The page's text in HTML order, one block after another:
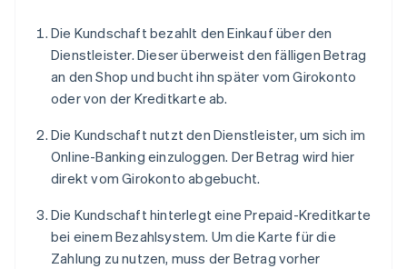
Die Kundschaft bezahlt den Einkauf über den
Dienstleister. Dieser überweist den fälligen Betrag
an den Shop und bucht ihn später vom Girokonto
oder von der Kreditkarte ab.
Die Kundschaft nutzt den Dienstleister, um sich im
Online-Banking einzuloggen. Der Betrag wird hier
direkt vom Girokonto abgebucht.
Die Kundschaft hinterlegt eine Prepaid-Kreditkarte
bei einem Bezahlsystem. Um die Karte für die
Zahlung zu nutzen, muss der Betrag vorher